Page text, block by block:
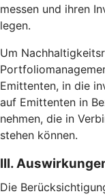
messen und ihren
legen.
Um
Emittenten, in die
auf Emittenten in
nehmen, die in
stehen können.
III.
Die